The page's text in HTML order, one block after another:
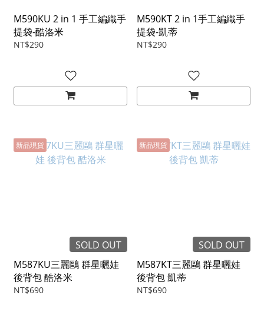
M590KU 2 in 1 手工編織手
提袋-酷洛米
NT$290
M590KT 2 in 1手工編織手
提袋-凱蒂
NT$290
新品現貨
SOLD OUT
M587KU三麗鷗 群星曬娃
後背包 酷洛米
NT$690
新品現貨
SOLD OUT
M587KT三麗鷗 群星曬娃
後背包 凱蒂
NT$690